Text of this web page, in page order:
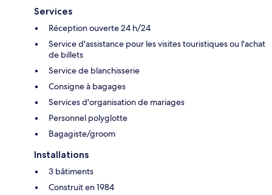
Services
Réception ouverte 24 h/24
Service d'assistance pour les visites touristiques ou l'achat
de billets
Service de blanchisserie
Consigne à bagages
Services d'organisation de mariages
Personnel polyglotte
Bagagiste/groom
Installations
3 bâtiments
Construit en 1984